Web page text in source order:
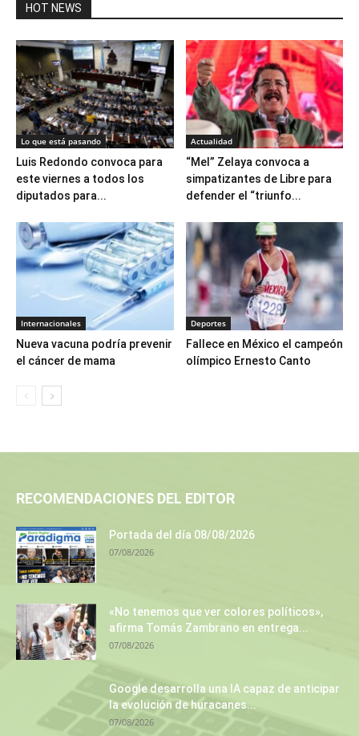
HOT NEWS
Lo que está pasando
Luis Redondo convoca para
este viernes a todos los
diputados para...
Actualidad
“Mel” Zelaya convoca a
simpatizantes de Libre para
defender el “triunfo...
Internacionales
Nueva vacuna podría prevenir
el cáncer de mama
Deportes
Fallece en México el campeón
olímpico Ernesto Canto
RECOMENDACIONES DEL EDITOR
Portada del día 08/08/2026
07/08/2026
«No tenemos que ver colores políticos»,
afirma Tomás Zambrano en entrega...
07/08/2026
Google desarrolla una IA capaz de anticipar
la evolución de huracanes...
07/08/2026